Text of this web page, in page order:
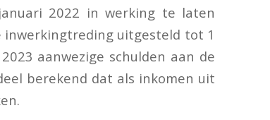
2022 in werking te laten
inwerkingtreding uitgesteld tot 1
aanwezige schulden aan de
berekend dat als inkomen uit